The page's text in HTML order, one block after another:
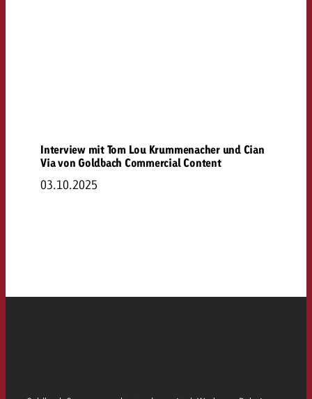
Interview mit Tom Lou Krummenacher und Cian
Via von Goldbach Commercial Content
03.10.2025